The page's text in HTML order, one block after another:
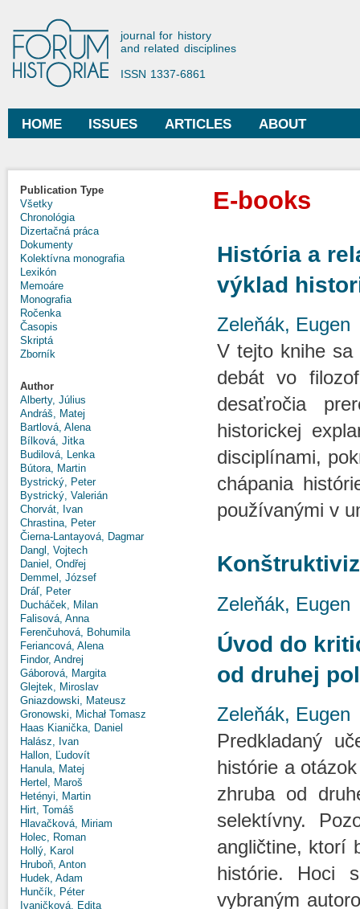
Forum Historiae
journal for history
and related disciplines
ISSN 1337-6861
Main menu
HOME ISSUES ARTICLES ABOUT
Publication Type
Všetky
Chronológia
Dizertačná práca
Dokumenty
Kolektívna monografia
Lexikón
Memoáre
Monografia
Ročenka
Časopis
Skriptá
Zborník
Author
Alberty, Július
Andráš, Matej
Bartlová, Alena
Bílková, Jitka
Budilová, Lenka
Bútora, Martin
Bystrický, Peter
Bystrický, Valerián
Chorvát, Ivan
Chrastina, Peter
Čierna-Lantayová, Dagmar
Dangl, Vojtech
Daniel, Ondřej
Demmel, József
Dráľ, Peter
Ducháček, Milan
Falisová, Anna
Ferenčuhová, Bohumila
Feriancová, Alena
Findor, Andrej
Gáborová, Margita
Glejtek, Miroslav
Gniazdowski, Mateusz
Gronowski, Michał Tomasz
Haas Kianička, Daniel
Halász, Ivan
Hallon, Ľudovít
Hanula, Matej
Hertel, Maroš
Hetényi, Martin
Hirt, Tomáš
Hlavačková, Miriam
Holec, Roman
Hollý, Karol
Hruboň, Anton
Hudek, Adam
Hunčík, Péter
Ivaničková, Edita
E-books
História a
výklad
Zeleňák, Eugen
V tejto knihe sa
debát vo
desaťročia
historickej
disciplínami,
chápania
používanými v
Zeleňák, Eugen
Úvod do
od druhej
Zeleňák, Eugen
Predkladaný
histórie a
zhruba od
selektívny.
angličtine, ktorí
histórie. Hoci
vybraným